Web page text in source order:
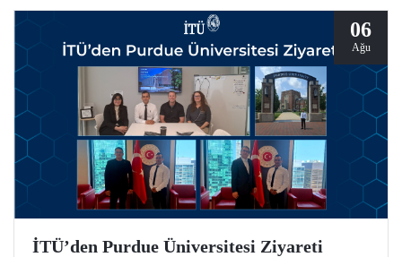
06
Ağu
İTÜ’den Purdue Üniversitesi Ziyareti